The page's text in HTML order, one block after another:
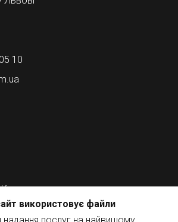
використовує файли
10